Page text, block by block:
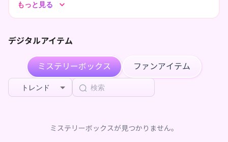
もっと見る
デジタルアイテム
ミステリーボックス ファンアイテム
トレンド
ミステリーボックスが見つかりません。
****がはるたたんのページを共有しました 3ヶ月前
****がはるたたんのページを共有しました
****がはるたたんのページを共有しました 3ヶ月前
****がはるたたんのページを共有しました
****がはるたたんのページを共有しました